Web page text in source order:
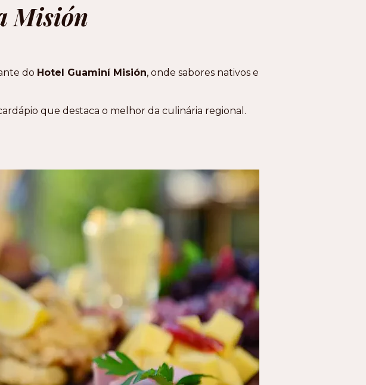
Misión
do Hotel Guaminí Misión, onde sabores nativos e
que destaca o melhor da culinária regional.